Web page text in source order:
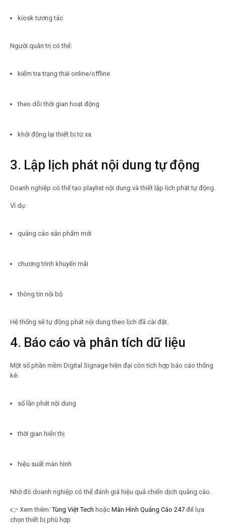
kiosk tương tác
Người quản trị có thể:
kiểm tra trạng thái online/offline
theo dõi thời gian hoạt động
khởi động lại thiết bị từ xa
3. Lập lịch phát nội dung tự động
Doanh nghiệp có thể tạo playlist nội dung và thiết lập lịch phát tự động.
Ví dụ:
quảng cáo sản phẩm mới
chương trình khuyến mãi
thông tin nội bộ
Hệ thống sẽ tự động phát nội dung theo lịch đã cài đặt.
4. Báo cáo và phân tích dữ liệu
Một số phần mềm Digital Signage hiện đại còn tích hợp báo cáo thống
kê:
số lần phát nội dung
thời gian hiển thị
hiệu suất màn hình
Nhờ đó doanh nghiệp có thể đánh giá hiệu quả chiến dịch quảng cáo.
👉 Xem thêm: Tùng Việt Tech hoặc Màn Hình Quảng Cáo 247 để lựa
chọn thiết bị phù hợp